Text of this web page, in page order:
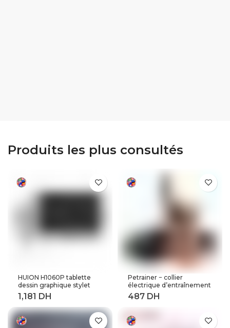
Produits les plus consultés
HUION H1060P tablette
dessin graphique stylet
sans batterie inclinaison ±
60 ° tablette numérique
8192 stylo pression 12
touches Express
adaptateur OTG
Petrainer − collier
électrique d’entraînement
de chiens à distance,
longueur 800M (619A-1)